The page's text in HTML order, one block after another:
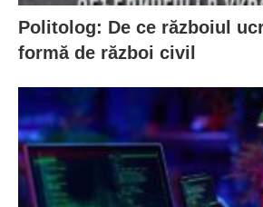
Politolog: De ce războiul
formă de război civil